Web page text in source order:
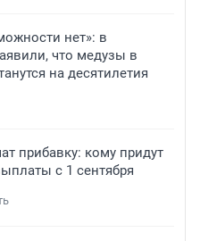
нет»: в
что медузы в
на десятилетия
прибавку: кому придут
с 1 сентября